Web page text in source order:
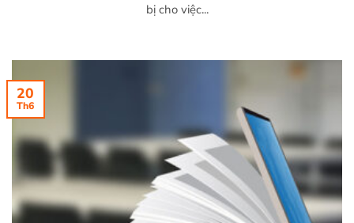
bị cho việc...
20
Th6